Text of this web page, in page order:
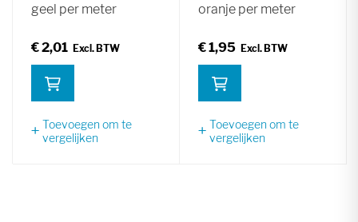
geel per meter
€ 2,01
Toevoegen om te
vergelijken
oranje per meter
€ 1,95
Toevoegen om te
vergelijken